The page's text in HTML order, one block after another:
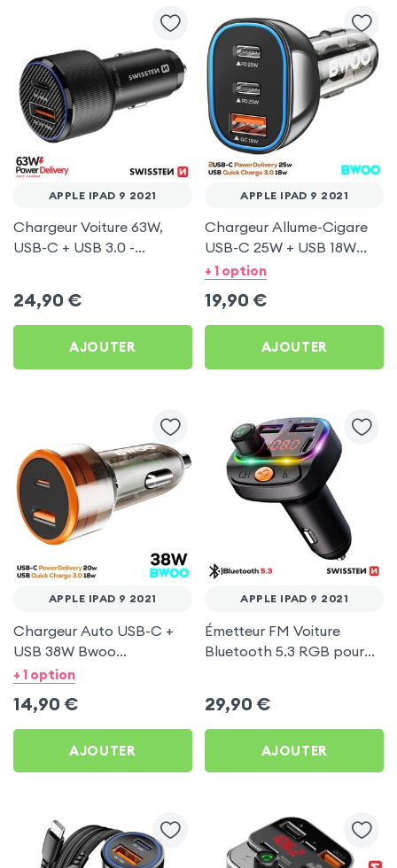
APPLE IPAD 9 2021
Chargeur Voiture 63W,
USB-C + USB 3.0 -
24,90 €
AJOUTER
APPLE IPAD 9 2021
Chargeur Allume-Cigare
USB-C 25W + USB 18W
Bwoo pour Apple iPad 9
+ 1 option
19,90 €
AJOUTER
APPLE IPAD 9 2021
Chargeur Auto USB-C +
USB 38W Bwoo
Transparent pour Apple
+ 1 option
14,90 €
AJOUTER
APPLE IPAD 9 2021
Émetteur FM Voiture
Bluetooth 5.3 RGB pour
29,90 €
AJOUTER